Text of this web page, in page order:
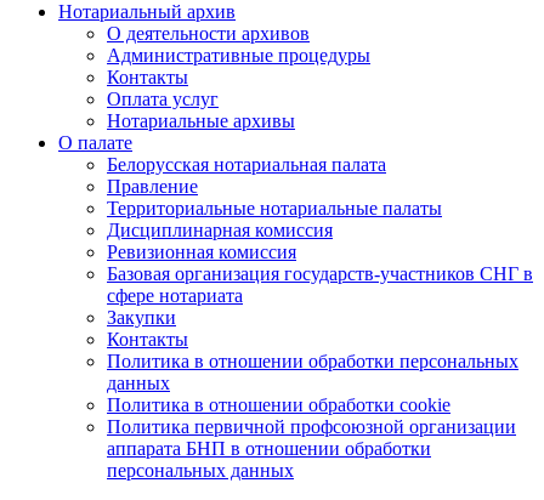
Нотариальный архив
О деятельности архивов
Административные процедуры
Контакты
Оплата услуг
Нотариальные архивы
О палате
Белорусская нотариальная палата
Правление
Территориальные нотариальные палаты
Дисциплинарная комиссия
Ревизионная комиссия
Базовая организация государств-участников СНГ в
сфере нотариата
Закупки
Контакты
Политика в отношении обработки персональных
данных
Политика в отношении обработки cookie
Политика первичной профсоюзной организации
аппарата БНП в отношении обработки
персональных данных